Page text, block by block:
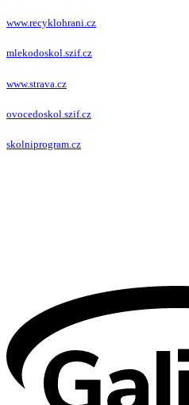
www.recyklohrani.cz
mlekodoskol.szif.cz
www.strava.cz
ovocedoskol.szif.cz
skolniprogram.cz